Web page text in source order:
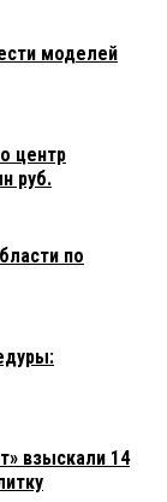
моделей
центр
руб.
по
взыскали 14